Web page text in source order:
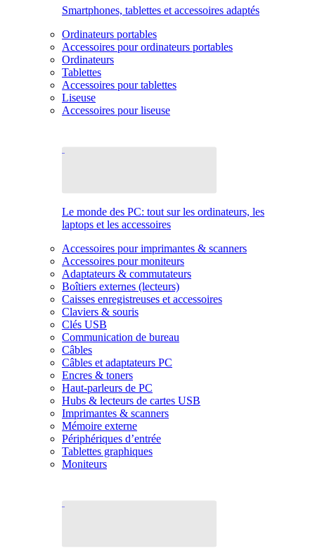
Smartphones, tablettes et accessoires adaptés
Ordinateurs portables
Accessoires pour ordinateurs portables
Ordinateurs
Tablettes
Accessoires pour tablettes
Liseuse
Accessoires pour liseuse
Le monde des PC: tout sur les ordinateurs, les
laptops et les accessoires
Accessoires pour imprimantes & scanners
Accessoires pour moniteurs
Adaptateurs & commutateurs
Boîtiers externes (lecteurs)
Caisses enregistreuses et accessoires
Claviers & souris
Clés USB
Communication de bureau
Câbles
Câbles et adaptateurs PC
Encres & toners
Haut-parleurs de PC
Hubs & lecteurs de cartes USB
Imprimantes & scanners
Mémoire externe
Périphériques d’entrée
Tablettes graphiques
Moniteurs